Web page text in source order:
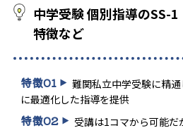
中学受験 個別指導のSS-
特徴など
特徴01
難関私立中学受験に精
に最適化した指導を提供
特徴02 受講は1コマから可能